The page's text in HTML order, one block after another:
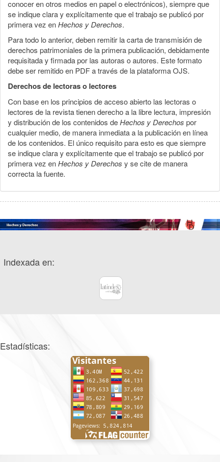
conocer en otros medios en papel o electrónicos), siempre que
se indique clara y explícitamente que el trabajo se publicó por
primera vez enHechos y Derechos.
Para todo lo anterior, deben remitir la carta de transmisión de
derechos patrimoniales de la primera publicación, debidamente
requisitada y firmada por las autoras o autores. Este formato
debe ser remitido en PDF a través de la plataforma OJS.
Derechos de lectoras o lectores
Con base en los principios de acceso abierto las lectoras o
lectores de la revista tienen derecho a la libre lectura, impresión
y distribución de los contenidos deHechos y Derechos por
cualquier medio, de manera inmediata a la publicación en línea
de los contenidos. El único requisito para esto es que siempre
se indique clara y explícitamente que el trabajo se publicó por
primera vez enHechos y Derechos y se cite de manera
correcta la fuente.
Indexada en:
Estadísticas: